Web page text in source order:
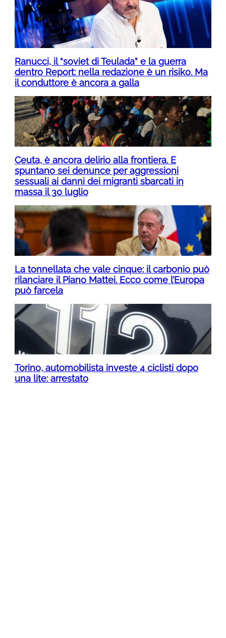
Ranucci, il “soviet di Teulada” e la guerra
dentro Report: nella redazione è un risiko. Ma
il conduttore è ancora a galla
Ceuta, è ancora delirio alla frontiera. E
spuntano sei denunce per aggressioni
sessuali ai danni dei migranti sbarcati in
massa il 30 luglio
La tonnellata che vale cinque: il carbonio può
rilanciare il Piano Mattei. Ecco come l’Europa
può farcela
Torino, automobilista investe 4 ciclisti dopo
una lite: arrestato